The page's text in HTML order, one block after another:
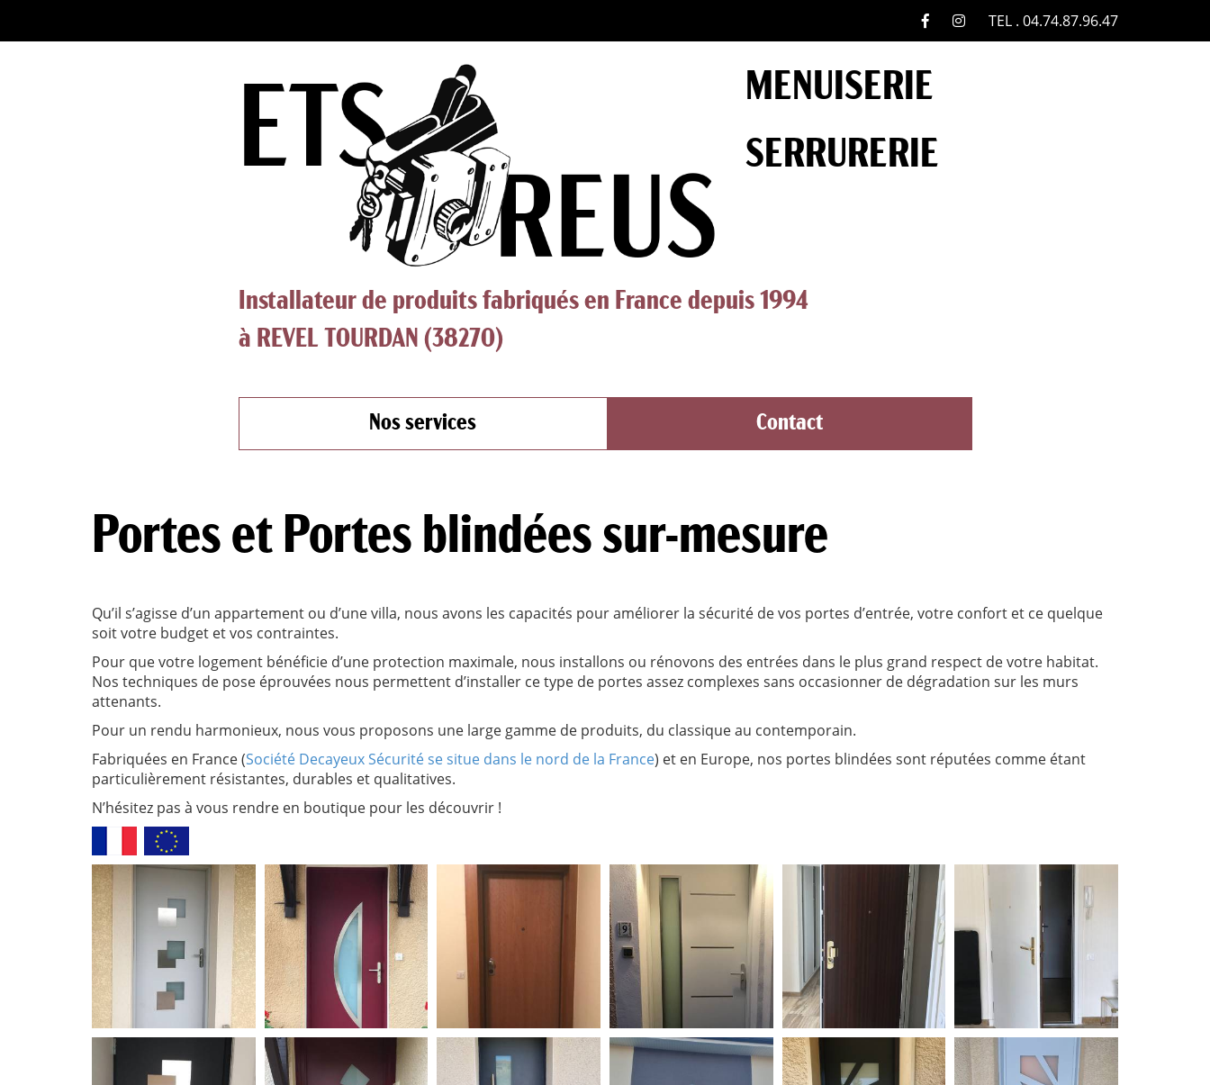
TEL . 04.74.87.96.47
MENUISERIE
SERRURERIE
Installateur de produits fabriqués en France depuis 1994
à REVEL TOURDAN (38270)
Nos services Contact
Portes et Portes blindées sur-mesure
Qu’il s’agisse d’un appartement ou d’une villa, nous avons les capacités pour améliorer la sécurité de vos portes d’entrée, votre confort et ce quelque
soit votre budget et vos contraintes.
Pour que votre logement bénéficie d’une protection maximale, nous installons ou rénovons des entrées dans le plus grand respect de votre habitat.
Nos techniques de pose éprouvées nous permettent d’installer ce type de portes assez complexes sans occasionner de dégradation sur les murs
attenants.
Pour un rendu harmonieux, nous vous proposons une large gamme de produits, du classique au contemporain.
Fabriquées en France (Société Decayeux Sécurité se situe dans le nord de la France) et en Europe, nos portes blindées sont réputées comme étant
particulièrement résistantes, durables et qualitatives.
N’hésitez pas à vous rendre en boutique pour les découvrir !